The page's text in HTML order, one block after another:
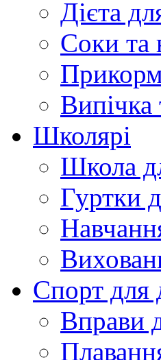
Дієта
Соки та
Випічка
Школярі
Школа
Гуртки
Спорт для
Вправи